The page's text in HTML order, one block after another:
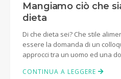
Mangiamo ciò che
dieta
Di che dieta sei? Che stile
essere la domanda di un
approcci tra un uomo ed una
CONTINUA A LEGGERE